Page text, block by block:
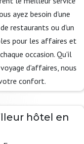
ayez besoin d'une
restaurants ou d'un
pour les affaires et
occasion. Qu'il
d'affaires, nous
confort.
hôtel en